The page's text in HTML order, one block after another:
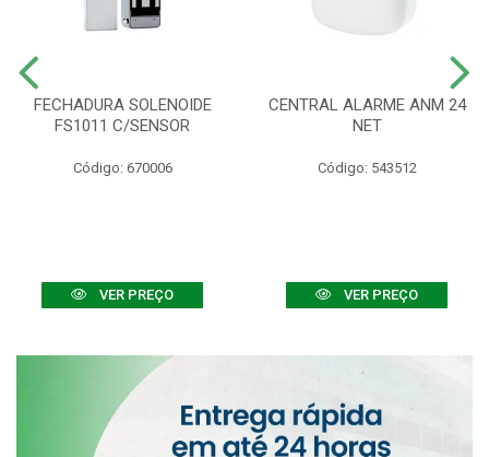
FECHADURA SOLENOIDE
FS1011 C/SENSOR
Código: 670006
VER PREÇO
CENTRAL ALARME ANM 24
NET
Código: 543512
VER PREÇO